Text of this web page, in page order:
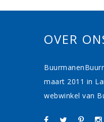
OVER
maart 2011 in
webwinkel van